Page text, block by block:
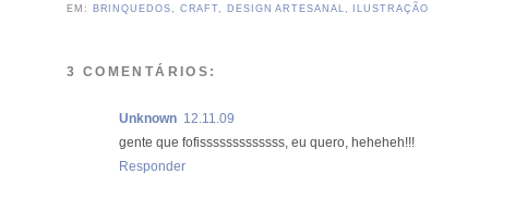
EM:
BRINQUEDOS CRAFT DESIGN ARTESANAL ILUSTRAÇÃO
3 COMENTÁRIOS:
Unknown 12.11.09
gente que fofisssssssssssss, eu quero, heheheh!!!
Responder